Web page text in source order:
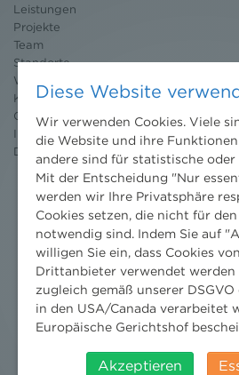
Leistungen
Projekte
Team
Standorte
Wissenschaft
Karriere
Ombudsstelle
Impressum
Datenschutz
erklärung
Diese Website
Wir verwenden Cookies. Viele
die Website und ihre
andere sind für statistische oder
Mit der Entscheidung "Nur
werden wir Ihre Privatsphäre
Cookies setzen, die nicht für
notwendig sind. Indem Sie auf
willigen Sie ein, dass Cookies
Drittanbieter verwendet werden
zugleich gemäß unserer DSGVO
in den USA/Canada verarbeitet
Europäische Gerichtshof
insbesondere das Risiko, dass
Akzeptieren